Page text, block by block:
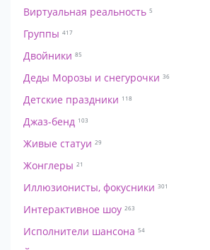
Виртуальная реальность 5
Группы 417
Двойники 85
Деды Морозы и снегурочки 36
Детские праздники 118
Джаз-бенд 103
Живые статуи 29
Жонглеры 21
Иллюзионисты, фокусники 301
Интерактивное шоу 263
Исполнители шансона 54